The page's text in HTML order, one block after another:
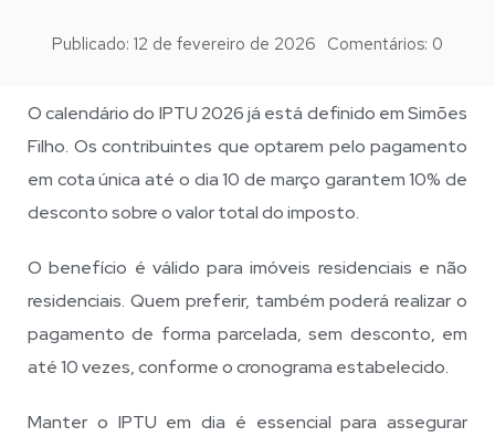
Publicado: 12 de fevereiro de 2026 Comentários: 0
O calendário do IPTU 2026 já está definido em Simões
Filho. Os contribuintes que optarem pelo pagamento
em cota única até o dia 10 de março garantem 10% de
desconto sobre o valor total do imposto.
O benefício é válido para imóveis residenciais e não
residenciais. Quem preferir, também poderá realizar o
pagamento de forma parcelada, sem desconto, em
até 10 vezes, conforme o cronograma estabelecido.
Manter o IPTU em dia é essencial para assegurar